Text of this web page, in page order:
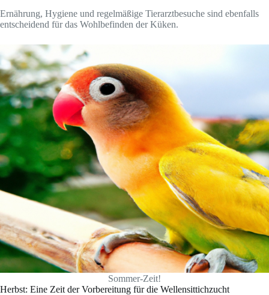
Ernährung, Hygiene und regelmäßige Tierarztbesuche sind ebenfalls
entscheidend für das Wohlbefinden der Küken.
Sommer-Zeit!
Herbst: Eine Zeit der Vorbereitung für die Wellensittichzucht